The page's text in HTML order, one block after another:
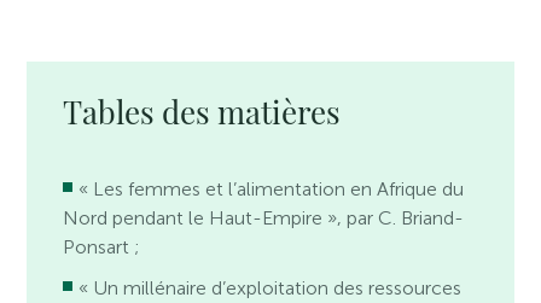
Tables des matières
« Les femmes et l’alimentation en Afrique du
Nord pendant le Haut-Empire », par C. Briand-
Ponsart ;
« Un millénaire d’exploitation des ressources